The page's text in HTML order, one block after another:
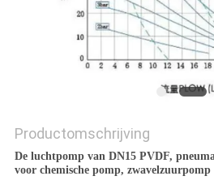
Productomschrijving
De luchtpomp van DN15 PVDF,
voor chemische pomp, zwavelzuurpomp